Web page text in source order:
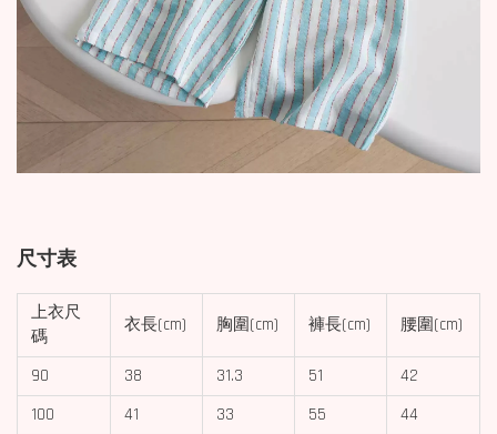
尺寸表
上衣尺
碼
衣長(cm) 胸圍(cm) 褲長(cm) 腰圍(cm)
90 38 31.3 51
42
100
41 33 55
44